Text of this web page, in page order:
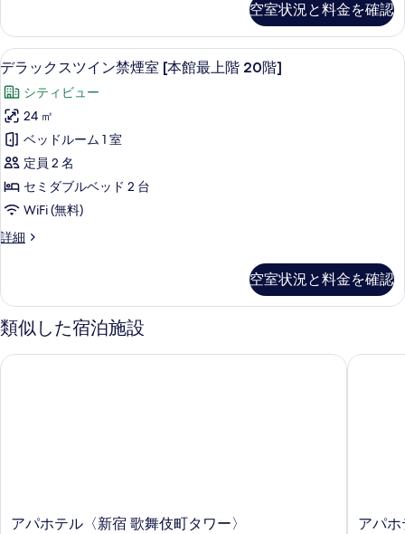
の
す
べ
て
の
写
真
を
表
示
る
以
上]
の
詳
細
利
用)
禁
煙
室
[南
館
最
上
階
の
す
て
ア
ル
ー
(2
名
利
用)
禁
煙
室
[南
館
最
14
階]
の
詳
細
空室状況と料金を確認
デ
ラ
ッ
ク
ス
ツ
イ
禁
室
[本
館
最
べ
デラックスツイン禁煙室 [本館最上
36
デラックスツイン禁煙室 [本館最上階 20階]
シティビュー
24 ㎡
ベッドルーム 1 室
定員 2 名
セミダブルベッド 2 台
WiFi (無料)
詳細
デ
ス
ツ
イ
禁
空室状況と料金を確認
類似した宿泊施設
ア
アパホテル〈新宿 歌舞伎町タワー〉
アパホテル〈新宿 歌舞伎町タワー〉
ア
アパ
アパホ